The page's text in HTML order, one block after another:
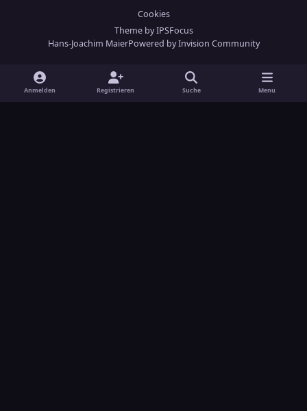
Cookies
ThemebyIPSFocus
Hans-Joachim MaierPowered byInvision Community
Anmelden Registrieren Suche Menu